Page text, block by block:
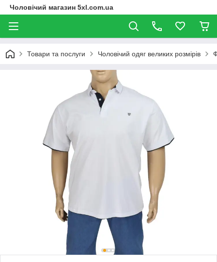
Чоловічий магазин 5xl.com.ua
Товари та послуги Чоловічий одяг великих розмірів